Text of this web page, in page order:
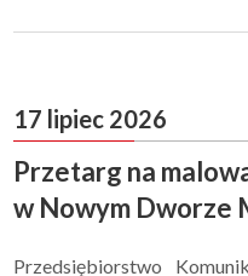
17 lipiec 2026
Przetarg na
w Nowym Dworze
Przedsiębiorstwo